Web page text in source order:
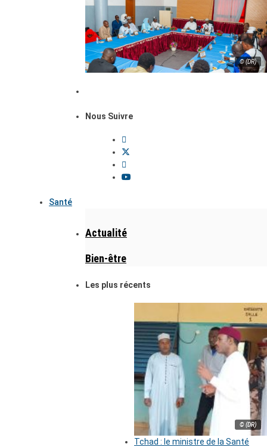
© (DR)
Nous Suivre
Santé
Actualité
Bien-être
Les plus récents
© (DR)
Tchad : le ministre de la Santé